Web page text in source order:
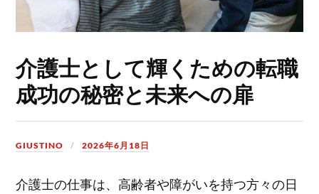
介護士として輝くための転職
成功の秘密と未来への扉
GIUSTINO 2026年6月18日
介護士の仕事は、高齢者や障がいを持つ方々の日